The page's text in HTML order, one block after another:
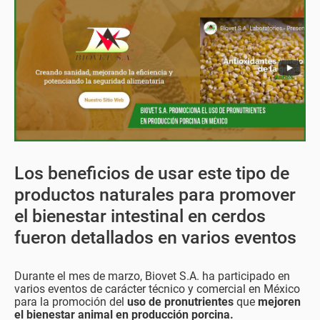
Los beneficios de usar este tipo de
productos naturales para promover
el bienestar intestinal en cerdos
fueron detallados en varios eventos
Durante el mes de marzo, Biovet S.A. ha participado en
varios eventos de carácter técnico y comercial en México
para la promoción del uso de pronutrientes que mejoren
el bienestar animal en producción porcina.